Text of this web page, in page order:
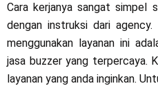
Cara kerjanya sangat simpel
dengan instruksi dari
menggunakan layanan ini
jasa buzzer yang terpercaya.
layanan yang anda inginkan.